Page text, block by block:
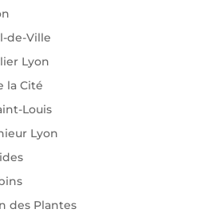
de-Ville
Lyon
la Cité
Louis
Lyon
des Plantes